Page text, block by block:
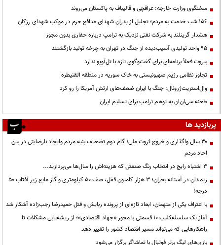
سخنگوی وزارت خارجه: عراقچی و قالیباف به پاکستان می‌روند
۱۵۶ شب خدمت به مردم؛ تجلیل از پدران شهدای مدافع حرم در موکب شهدای رزکان
هشدار گرینلند به شرکت نفتی نزدیک به ترامپ درباره حفاری بدون مجوز
95 واحد تولیدی آسیب‌دیده از جنگ در تهران به چرخه تولید بازگشتند
بیروت فعلاً برنامه‌ای برای گفت‌وگوی تازه با تل‌آویو ندارد
تجاوز نظامی رژیم صهیونیستی به خاک سوریه در منطقه القنیطره
وال‌استریت‌ژرونال: جنگ با ایران ضعف‌های ارتش آمریکا را رو کرد
طعنه سی‌ان‌ان به توهم ترامپ برای تسلیم ایران
پربازدید ها
۳۰ سال واگذاری و خروج ثروت ملی؛ گام دوم تضعیف بنیه مردم وایجاد نارضایتی در بین
احاد مردم
3 اشتباه رایج در انتخاب رنگ صنعتی که هزینه‌اش را سال‌ها می‌پردازید...
ریمـدان در آستانه بحران؛ ۳ هزار کامیون قفل، صف ۵۰ کیلومتری و گاز مایع زیر آفتاب ۵۰
درجه!
با اعتراف یکی از متهمان، ابعاد تازه‌ای از پرونده ربایش و قتل حمیدرضا رجب‌زاده آشکار شد
آغاز یک سلسله‌کلیپ ۱۰ قسمتی با محور «جهاد اقتصادی»؛ از ریشه‌یابی مشکلات تا
راهکارهایی که می‌تواند مسیر اقتصاد کشور را تغییر دهد
بازی‌های لیگ برتر فوتبال با تماشاگر برگزار می‌شود